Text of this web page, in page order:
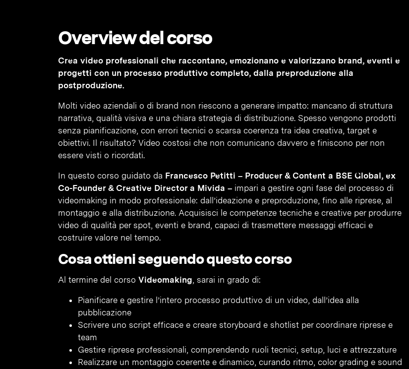
Overview del corso
Crea video professionali che raccontano, emozionano e valorizzano brand, eventi e
progetti con un processo produttivo completo, dalla preproduzione alla
postproduzione.
Molti video aziendali o di brand non riescono a generare impatto: mancano di struttura
narrativa, qualità visiva e una chiara strategia di distribuzione. Spesso vengono prodotti
senza pianificazione, con errori tecnici o scarsa coerenza tra idea creativa, target e
obiettivi. Il risultato? Video costosi che non comunicano davvero e finiscono per non
essere visti o ricordati.
In questo corso guidato da Francesco Petitti – Producer & Content a BSE Global, ex
Co-Founder & Creative Director a Mivida – impari a gestire ogni fase del processo di
videomaking in modo professionale: dall’ideazione e preproduzione, fino alle riprese, al
montaggio e alla distribuzione. Acquisisci le competenze tecniche e creative per produrre
video di qualità per spot, eventi e brand, capaci di trasmettere messaggi efficaci e
costruire valore nel tempo.
Cosa ottieni seguendo questo corso
Al termine del corso Videomaking, sarai in grado di:
Pianificare e gestire l’intero processo produttivo di un video, dall’idea alla
pubblicazione
Scrivere uno script efficace e creare storyboard e shotlist per coordinare riprese e
team
Gestire riprese professionali, comprendendo ruoli tecnici, setup, luci e attrezzature
Realizzare un montaggio coerente e dinamico, curando ritmo, color grading e sound